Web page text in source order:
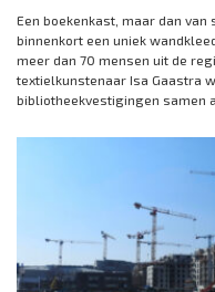
Een boekenkast, maar dan
binnenkort een uniek
meer dan 70 mensen uit de
textielkunstenaar Isa Gaastra
bibliotheekvestigingen samen